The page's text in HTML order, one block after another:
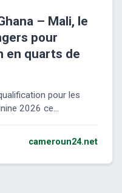
– Mali, le
pour
en quarts de
pour les
2026 ce...
cameroun24.net